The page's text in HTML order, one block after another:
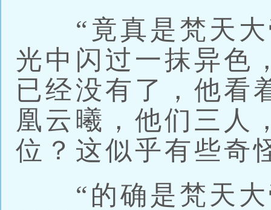
“竟真是梵天大
光中闪过一抹异色
已经没有了，他看
凰云曦，他们三人
位？这似乎有些奇
“的确是梵天大